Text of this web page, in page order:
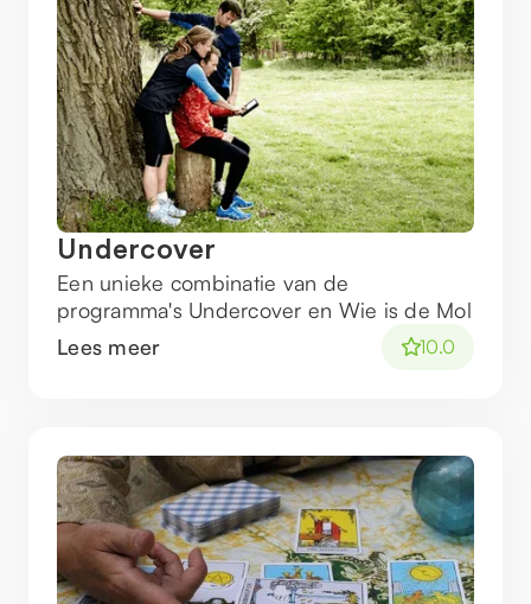
Undercover
Een unieke combinatie van de
programma's Undercover en Wie is de Mol
Lees meer
10.0